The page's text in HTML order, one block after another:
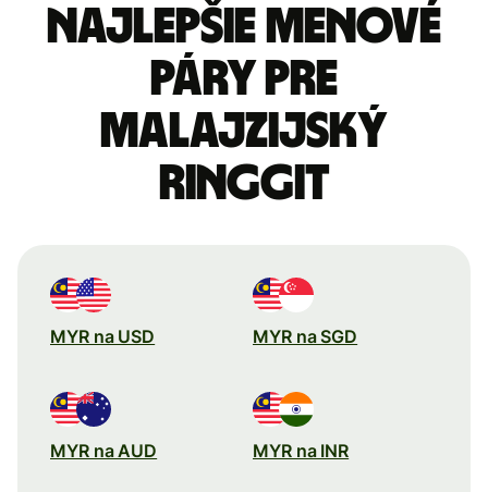
Najlepšie menové
páry pre
Malajzijský
ringgit
MYR na USD MYR na SGD
MYR na AUD MYR na INR